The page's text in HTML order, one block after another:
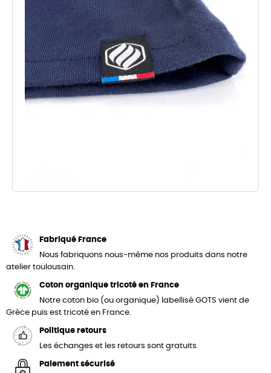
Fabriqué France
Nous fabriquons nous-même nos produits dans notre
atelier toulousain.
Coton organique tricoté en France
Notre coton bio (ou organique) labellisé GOTS vient de
Grèce puis est tricoté en France.
Politique retours
Les échanges et les retours sont gratuits.
Paiement sécurisé